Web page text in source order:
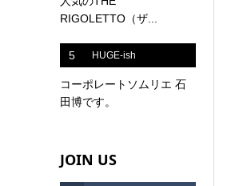
RIGOLETTO（ザ...
5 HUGE-ish
コーポレートソムリエ 石
田博です。
JOIN US